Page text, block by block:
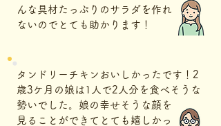
んな具材たっぷりのサラダを作れ
ないのでとても助かります！
タンドリーチキンおいしかったです！2
歳3ケ月の娘は1人で2人分を食べそうな
勢いでした。娘の幸せそうな顔を
見ることができてとても嬉しかっ